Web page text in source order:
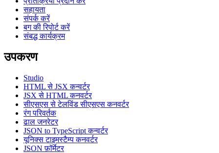
सहायता
संपर्क करें
बग की रिपोर्ट करें
संबद्ध कार्यक्रम
उपकरण
Studio
HTML से JSX कन्वर्टर
JSX से HTML कनवर्टर
सीएसएस से टेलविंड सीएसएस कनवर्टर
रंग परिवर्तक
ढाल जनरेटर
JSON to TypeScript कन्वर्टर
यूनिक्स टाइमस्टैम्प कनवर्टर
JSON फ़ॉर्मेटर